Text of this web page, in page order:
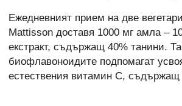
Ежедневният прием на две
Mattisson доставя 1000 мг амла –
екстракт, съдържащ 40% танини.
биофлавоноидите подпомагат
естествения витамин С, съдържащ